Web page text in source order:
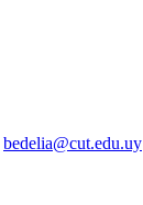
bedelia@cut.edu.uy